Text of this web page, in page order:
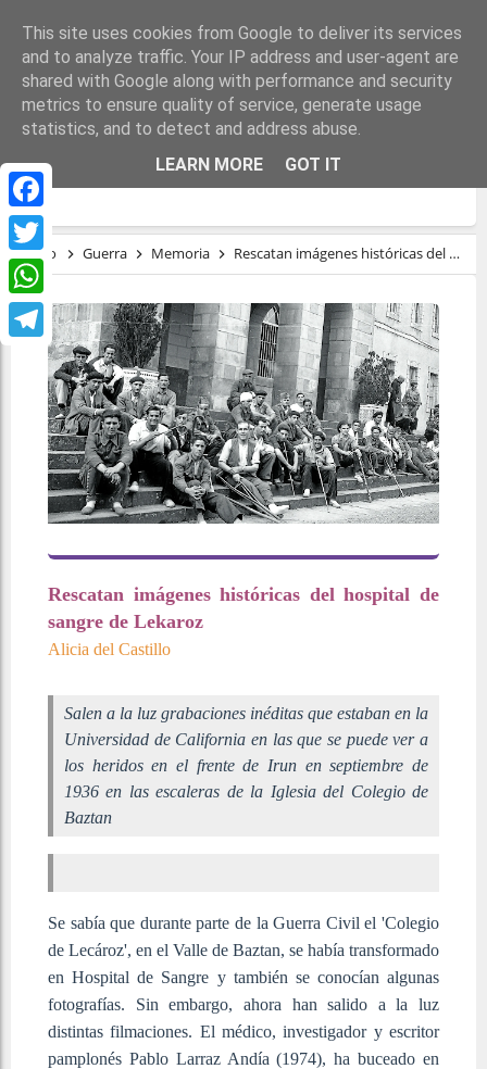
Facebook
Twitter
WhatsApp
Telegram
RESCATAN IMÁGENES HISTÓRICAS DEL
HOSPITAL DE SANGRE DE LEKAROZ
Inicio Guerra Memoria Rescatan imágenes históricas del hospital de sangre de Lekaroz
Rescatan imágenes históricas del hospital de
sangre de Lekaroz
Alicia del Castillo
Salen a la luz grabaciones inéditas que estaban en la
Universidad de California en las que se puede ver a
los heridos en el frente de Irun en septiembre de
1936 en las escaleras de la Iglesia del Colegio de
Baztan
Se sabía que durante parte de la Guerra Civil el 'Colegio
de Lecároz', en el Valle de Baztan, se había transformado
en Hospital de Sangre y también se conocían algunas
fotografías. Sin embargo, ahora han salido a la luz
distintas filmaciones. El médico, investigador y escritor
pamplonés Pablo Larraz Andía (1974), ha buceado en
This site uses cookies from Google to deliver its services
and to analyze traffic. Your IP address and user-agent are
shared with Google along with performance and security
metrics to ensure quality of service, generate usage
statistics, and to detect and address abuse.
LEARN MORE
GOT IT